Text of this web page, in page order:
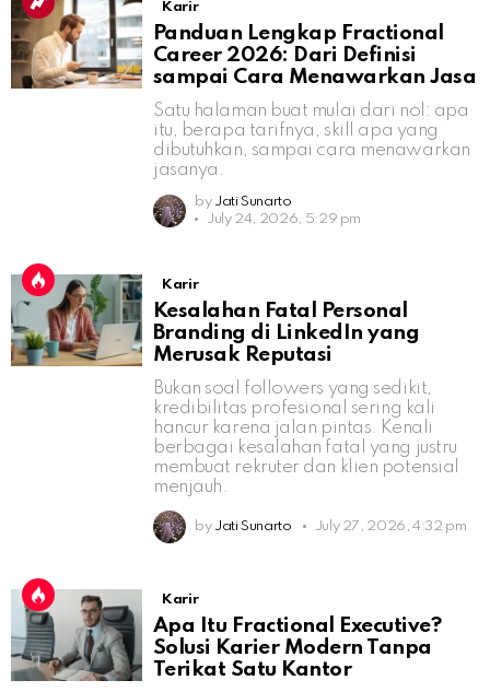
Karir
Panduan Lengkap Fractional
Career 2026: Dari Definisi
sampai Cara Menawarkan Jasa
Satu halaman buat mulai dari nol: apa
itu, berapa tarifnya, skill apa yang
dibutuhkan, sampai cara menawarkan
jasanya.
by Jati Sunarto
July 24, 2026, 5:29 pm
Karir
Kesalahan Fatal Personal
Branding di LinkedIn yang
Merusak Reputasi
Bukan soal followers yang sedikit,
kredibilitas profesional sering kali
hancur karena jalan pintas. Kenali
berbagai kesalahan fatal yang justru
membuat rekruter dan klien potensial
menjauh.
by Jati Sunarto July 27, 2026, 4:32 pm
Karir
Apa Itu Fractional Executive?
Solusi Karier Modern Tanpa
Terikat Satu Kantor